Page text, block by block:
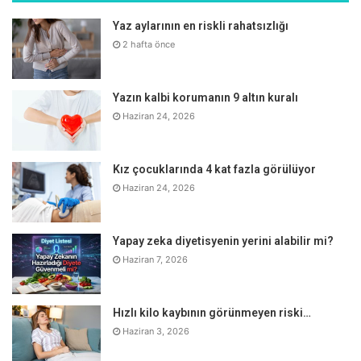
Kan şekeri ölçümünü doğru yapmamak
Kan şekeri gölgeli ve serin bir yerde ölçülmeli, kan şekeri
ölçüm çubukları güneş ışığına maruz kalmamalıdır.
Vücudunuzun ıslak olması sonucu etkilediğinden denizden
ya da havuzdan çıktıktan sonra parmaklar mutlaka iyice
kurutularak kan şekeri ölçülmelidir.
Çıplak ayakla yürümek, sıcak zemine basmak
Diyabetli hastalar için sinir tutulumu varsa yürürken
Yaz aylarının en riskli rahatsızlığı
2 hafta önce
Yazın kalbi korumanın 9 altın kuralı
Haziran 24, 2026
Kız çocuklarında 4 kat fazla görülüyor
Haziran 24, 2026
Yapay zeka diyetisyenin yerini alabilir mi?
Haziran 7, 2026
Hızlı kilo kaybının görünmeyen riski…
Haziran 3, 2026